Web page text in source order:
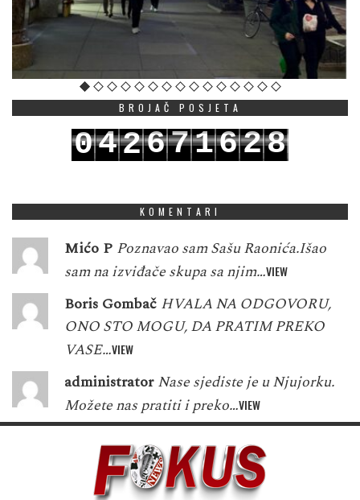
BROJAČ POSJETA
042671628
KOMENTARI
Mićo P Poznavao sam Sašu Raonića.Išao
sam na izviđače skupa sa njim…VIEW
Boris Gombač HVALA NA ODGOVORU,
ONO STO MOGU, DA PRATIM PREKO
VASE…VIEW
administrator Nase sjediste je u Njujorku.
Možete nas pratiti i preko…VIEW